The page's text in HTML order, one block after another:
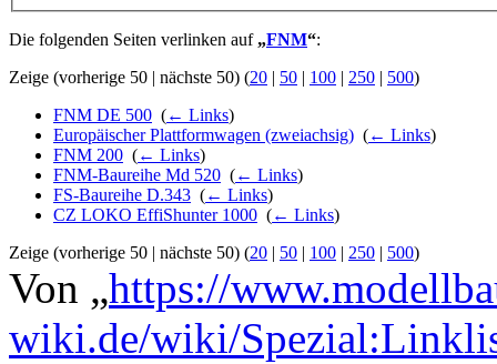
Die folgenden Seiten verlinken auf „FNM“:
Zeige (vorherige 50 | nächste 50) (20 | 50 | 100 | 250 | 500)
FNM DE 500 (← Links)
Europäischer Plattformwagen (zweiachsig) (← Links)
FNM 200 (← Links)
FNM-Baureihe Md 520 (← Links)
FS-Baureihe D.343 (← Links)
CZ LOKO EffiShunter 1000 (← Links)
Zeige (vorherige 50 | nächste 50) (20 | 50 | 100 | 250 | 500)
Von „https://
wiki.de/wiki/